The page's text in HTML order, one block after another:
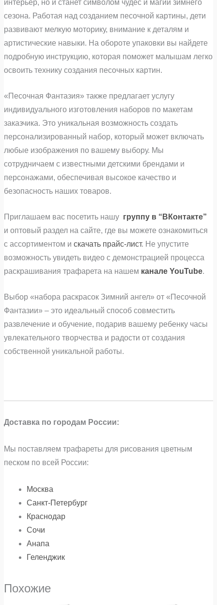
интерьер, но и станет символом чудес и магии зимнего
сезона. Работая над созданием песочной картины, дети
развивают мелкую моторику, внимание к деталям и
артистические навыки. На обороте упаковки вы найдете
подробную инструкцию, которая поможет малышам легко
освоить технику создания песочных картин.
«Песочная Фантазия» также предлагает услугу
индивидуального изготовления наборов по макетам
заказчика. Это уникальная возможность создать
персонализированный набор, который может включать
любые изображения по вашему выбору. Мы
сотрудничаем с известными детскими брендами и
персонажами, обеспечивая высокое качество и
безопасность наших товаров.
Приглашаем вас посетить нашу группу в “ВКонтакте”
и оптовый раздел на сайте, где вы можете ознакомиться
с ассортиментом искачать прайс-лист. Не упустите
возможность увидеть видео с демонстрацией процесса
раскрашивания трафарета на нашем канале YouTube.
Выбор «набора раскрасок Зимний ангел» от «Песочной
Фантазии» – это идеальный способ совместить
развлечение и обучение, подарив вашему ребенку часы
увлекательного творчества и радости от создания
собственной уникальной работы.
Доставка по городам России:
Мы поставляем трафареты для рисования цветным
песком по всей России:
Москва
Санкт-Петербург
Краснодар
Сочи
Анапа
Геленджик
Похожие